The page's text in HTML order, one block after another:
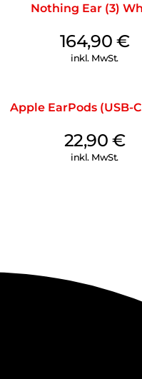
Nothing Ear (3)
164,90 €
inkl. MwSt.
Apple EarPods (USB-
22,90 €
inkl. MwSt.